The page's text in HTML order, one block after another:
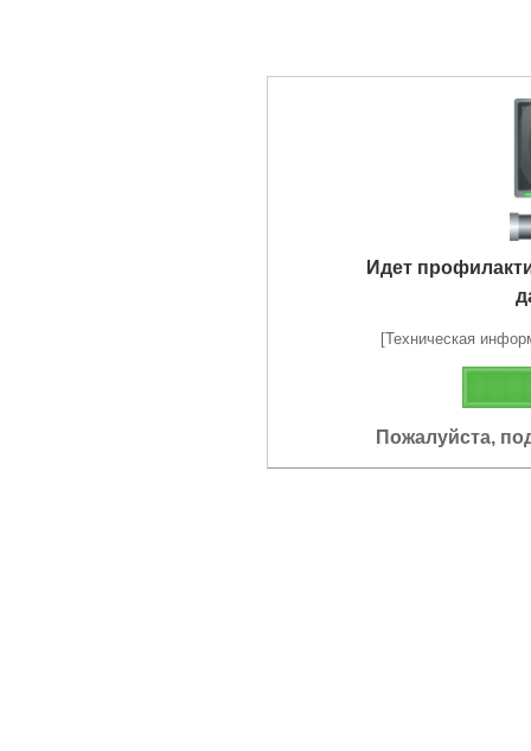
Идет
[Техническая
Пожалуйста,